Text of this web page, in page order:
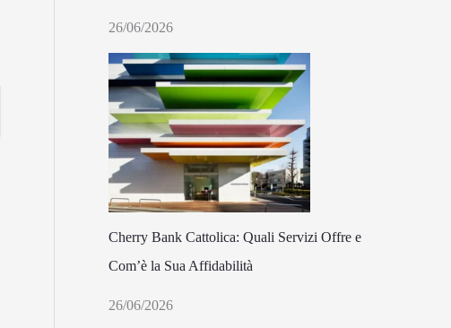
26/06/2026
Cherry Bank Cattolica: Quali Servizi Offre e
Com’è la Sua Affidabilità
26/06/2026